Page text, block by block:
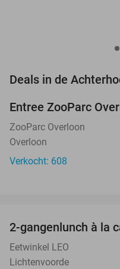
Deals in de
TODAY
Entree ZooParc
ZooParc Overloon
Overloon
Verkocht: 608
2-gangenlunch à la
Eetwinkel LEO
Lichtenvoorde